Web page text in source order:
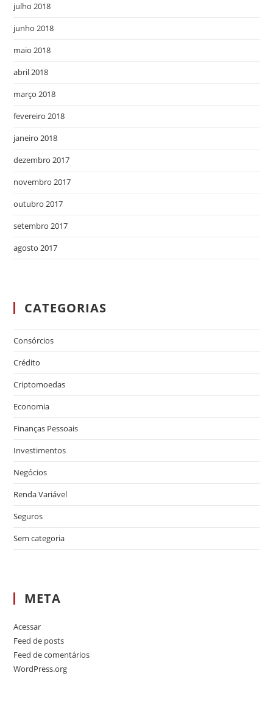
julho 2018
junho 2018
maio 2018
abril 2018
março 2018
fevereiro 2018
janeiro 2018
dezembro 2017
novembro 2017
outubro 2017
setembro 2017
agosto 2017
CATEGORIAS
Consórcios
Crédito
Criptomoedas
Economia
Finanças Pessoais
Investimentos
Negócios
Renda Variável
Seguros
Sem categoria
META
Acessar
Feed de posts
Feed de comentários
WordPress.org